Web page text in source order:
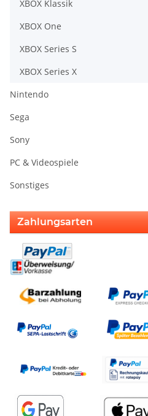
XBOX Klassik
XBOX One
XBOX Series S
XBOX Series X
Nintendo
Sega
Sony
PC & Videospiele
Sonstiges
Zahlungsarten